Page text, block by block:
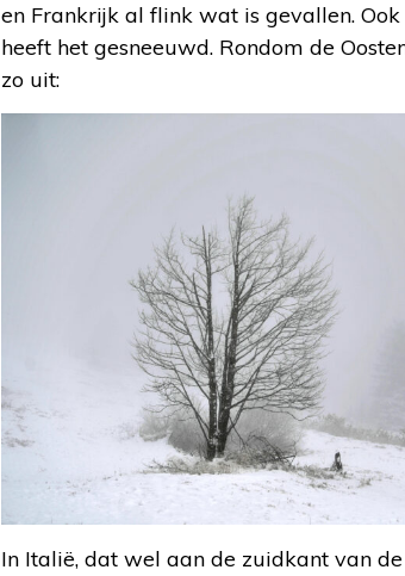
en Frankrijk al flink wat is gevallen.
heeft het gesneeuwd. Rondom de
zo uit:
In Italië, dat wel aan de zuidkant van